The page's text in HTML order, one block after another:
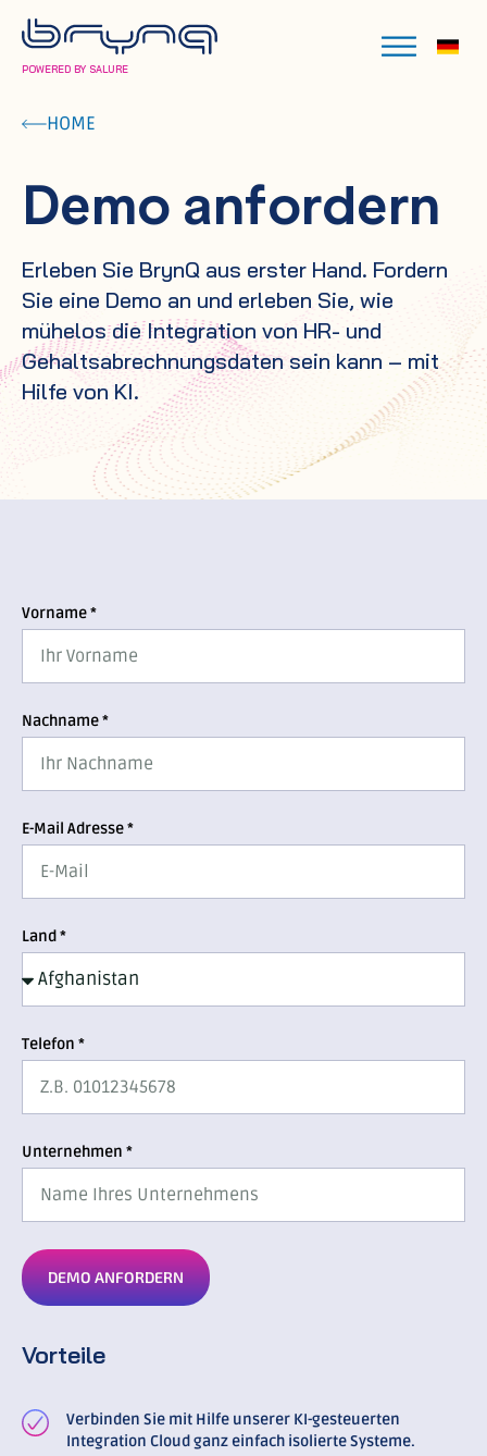
POWERED BY SALURE
HOME
Demo anfordern
Erleben Sie BrynQ aus erster Hand. Fordern
Sie eine Demo an und erleben Sie, wie
mühelos die Integration von HR- und
Gehaltsabrechnungsdaten sein kann – mit
Hilfe von KI.
Vorteile
Verbinden Sie mit Hilfe unserer KI-gesteuerten
Integration Cloud ganz einfach isolierte Systeme.
Vorname *
Nachname *
E-Mail Adresse *
Land *
Telefon *
Unternehmen *
DEMO ANFORDERN